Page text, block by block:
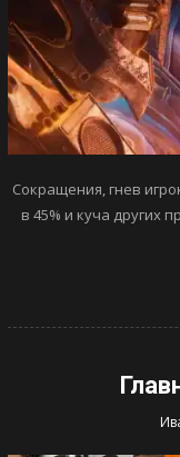
Сокращения, гнев
в 45% и куча других